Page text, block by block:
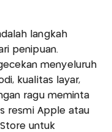
langkah
penipuan.
menyeluruh
kualitas layar,
ragu meminta
resmi Apple atau
untuk